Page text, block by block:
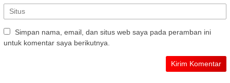
Simpan nama, email, dan situs web saya pada peramban ini
untuk komentar saya berikutnya.